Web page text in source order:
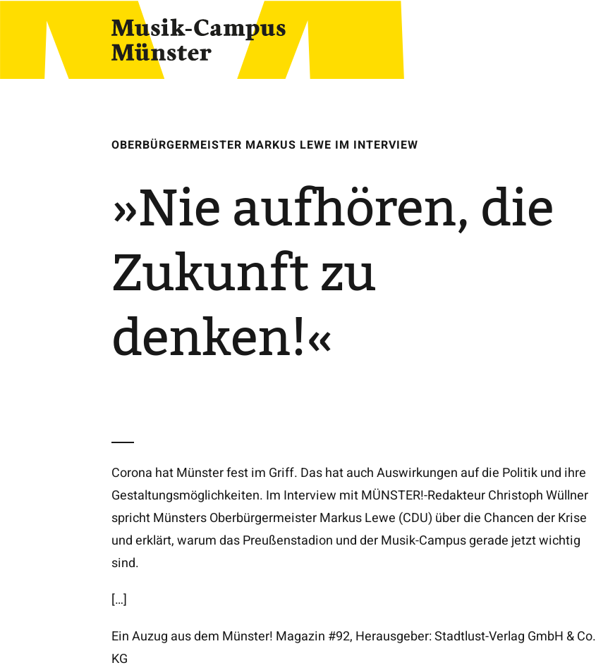
OBERBÜRGERMEISTER MARKUS LEWE IM INTERVIEW
»Nie aufhören, die
Zukunft zu
denken!«
Corona hat Münster fest im Griff. Das hat auch Auswirkungen auf die Politik und ihre
Gestaltungsmöglichkeiten. Im Interview mit MÜNSTER!-Redakteur Christoph Wüllner
spricht Münsters Oberbürgermeister Markus Lewe (CDU) über die Chancen der Krise
und erklärt, warum das Preußenstadion und der Musik-Campus gerade jetzt wichtig
sind.
[…]
Ein Auzug aus dem Münster! Magazin #92, Herausgeber: Stadtlust-Verlag GmbH & Co.
KG